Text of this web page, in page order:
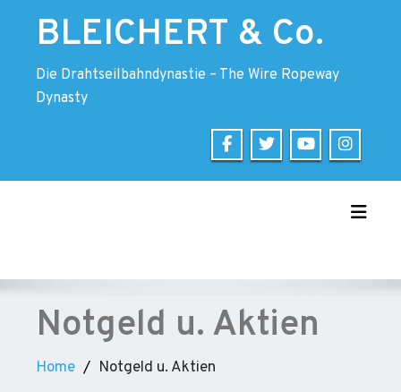
BLEICHERT & Co.
Die Drahtseilbahndynastie – The Wire Ropeway
Dynasty
Notgeld u. Aktien
Home Notgeld u. Aktien